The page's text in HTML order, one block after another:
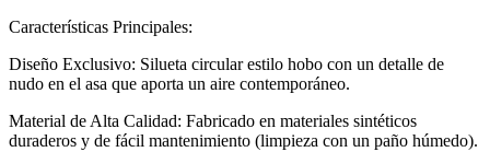
Características Principales:
Diseño Exclusivo: Silueta circular estilo hobo con un detalle de
nudo en el asa que aporta un aire contemporáneo.
Material de Alta Calidad: Fabricado en materiales sintéticos
duraderos y de fácil mantenimiento (limpieza con un paño húmedo).